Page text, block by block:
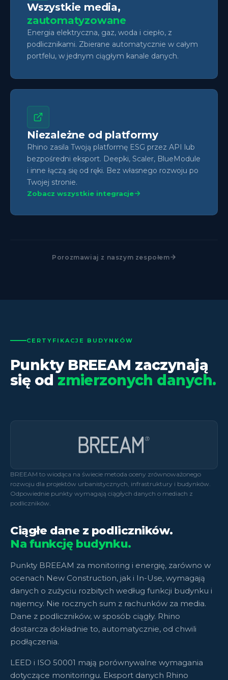
Wszystkie media,
zautomatyzowane
Energia elektryczna, gaz, woda i ciepło, z
podlicznikami. Zbierane automatycznie w całym
portfelu, w jednym ciągłym kanale danych.
Niezależne od platformy
Rhino zasila Twoją platformę ESG przez API lub
bezpośredni eksport. Deepki, Scaler, BlueModule
i inne łączą się od ręki. Bez własnego rozwoju po
Twojej stronie.
Zobacz wszystkie integracje
Porozmawiaj z naszym zespołem
CERTYFIKACJE BUDYNKÓW
Punkty BREEAM zaczynają
się od zmierzonych danych.
BREEAM to wiodąca na świecie metoda oceny zrównoważonego
rozwoju dla projektów urbanistycznych, infrastruktury i budynków.
Odpowiednie punkty wymagają ciągłych danych o mediach z
podliczników.
Ciągłe dane z podliczników.
Na funkcję budynku.
Punkty BREEAM za monitoring i energię, zarówno w
ocenach New Construction, jak i In-Use, wymagają
danych o zużyciu rozbitych według funkcji budynku i
najemcy. Nie rocznych sum z rachunków za media.
Dane z podliczników, w sposób ciągły. Rhino
dostarcza dokładnie to, automatycznie, od chwili
podłączenia.
LEED i ISO 50001 mają porównywalne wymagania
dotyczące monitoringu. Eksport danych Rhino